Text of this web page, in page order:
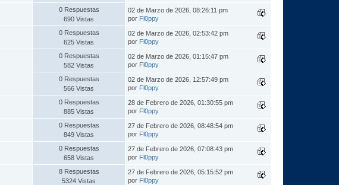
0 Respuestas
690 Vistas
02 de Marzo de 2026, 08:26:11 pm
por Fl0ppy
0 Respuestas
625 Vistas
02 de Marzo de 2026, 02:53:42 pm
por Fl0ppy
0 Respuestas
582 Vistas
02 de Marzo de 2026, 01:15:47 pm
por Fl0ppy
0 Respuestas
566 Vistas
02 de Marzo de 2026, 12:57:49 pm
por Fl0ppy
0 Respuestas
885 Vistas
28 de Febrero de 2026, 01:30:55 pm
por Fl0ppy
0 Respuestas
849 Vistas
27 de Febrero de 2026, 08:48:54 pm
por Fl0ppy
0 Respuestas
658 Vistas
27 de Febrero de 2026, 07:08:43 pm
por Fl0ppy
8 Respuestas
5324 Vistas
27 de Febrero de 2026, 05:15:52 pm
por Fl0ppy